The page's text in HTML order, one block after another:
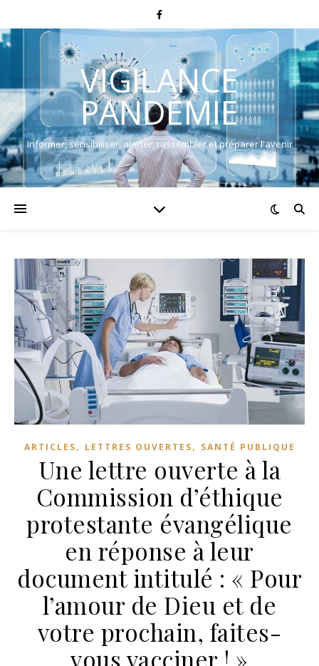
VIGILANCE
PANDÉMIE
Informer, sensibiliser, alerter, rassembler et préparer l'avenir
ARTICLES, LETTRES OUVERTES, SANTÉ PUBLIQUE
Une lettre ouverte à la
Commission d’éthique
protestante évangélique
en réponse à leur
document intitulé : « Pour
l’amour de Dieu et de
votre prochain, faites-
vous vacciner ! »